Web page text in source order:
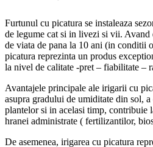
Furtunul cu picatura se instaleaza
de legume cat si in livezi si vii. Avand
de viata de pana la 10 ani (in conditii
picatura reprezinta un produs
la nivel de calitate -pret – fiabilitate –
Avantajele principale ale irigarii cu
asupra gradului de umiditate din sol,
plantelor si in acelasi timp, contribuie
hranei administrate ( fertilizantilor,
De asemenea, irigarea cu picatura